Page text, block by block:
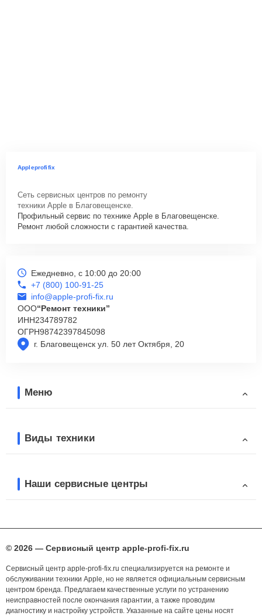
Appleprofifix
Сеть сервисных центров по ремонту
техники Apple в Благовещенске.
Профильный сервис по технике Apple в Благовещенске.
Ремонт любой сложности с гарантией качества.
г. Благовещенск ул. 50 лет Октября, 20
Ежедневно, с 10:00 до 20:00
+7 (800) 100-91-25
info@apple-profi-fix.ru
ООО“Ремонт техники”
ИНН234789782
ОГРН98742397845098
Меню
Виды техники
Наши сервисные центры
© 2026 — Сервисный центр apple-profi-fix.ru
Сервисный центр apple-profi-fix.ru специализируется на ремонте и
обслуживании техники Apple, но не является официальным сервисным
центром бренда. Предлагаем качественные услуги по устранению
неисправностей после окончания гарантии, а также проводим
диагностику и настройку устройств. Указанные на сайте цены носят